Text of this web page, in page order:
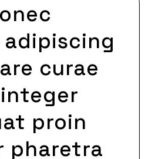
curae
proin
pharetra